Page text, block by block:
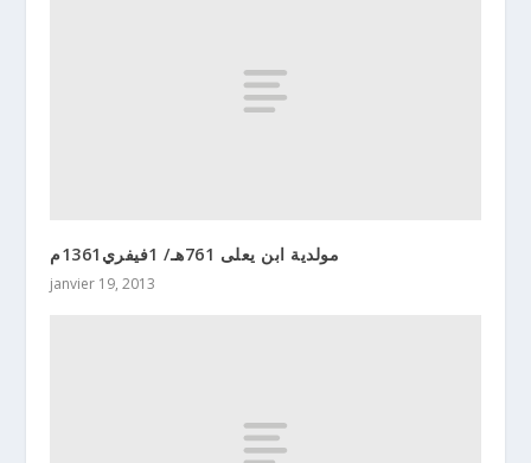
مولدية ابن يعلى 761هـ/ 1فيفري1361م
janvier 19, 2013